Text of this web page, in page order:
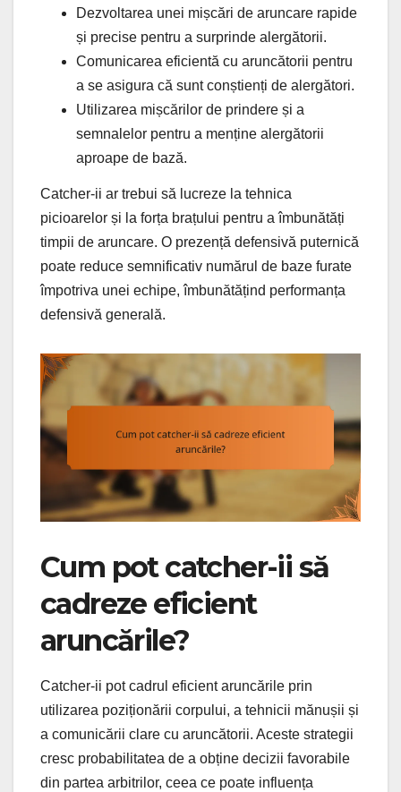
Dezvoltarea unei mișcări de aruncare rapide
și precise pentru a surprinde alergătorii.
Comunicarea eficientă cu aruncătorii pentru
a se asigura că sunt conștienți de alergători.
Utilizarea mișcărilor de prindere și a
semnalelor pentru a menține alergătorii
aproape de bază.
Catcher-ii ar trebui să lucreze la tehnica
picioarelor și la forța brațului pentru a îmbunătăți
timpii de aruncare. O prezență defensivă puternică
poate reduce semnificativ numărul de baze furate
împotriva unei echipe, îmbunătățind performanța
defensivă generală.
Cum pot catcher-ii să
cadreze eficient
aruncările?
Catcher-ii pot cadrul eficient aruncările prin
utilizarea poziționării corpului, a tehnicii mănușii și
a comunicării clare cu aruncătorii. Aceste strategii
cresc probabilitatea de a obține decizii favorabile
din partea arbitrilor, ceea ce poate influența